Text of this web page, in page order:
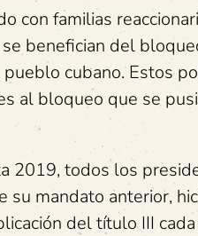
con familias
benefician del
cubano. Estos
al bloqueo que se
2019, todos los
mandato anterior,
del título III